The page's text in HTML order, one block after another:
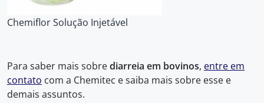
Chemiflor Solução Injetável
Para saber mais sobrediarreia em bovinos, entre em
contato com a Chemitec e saiba mais sobre esse e
demais assuntos.